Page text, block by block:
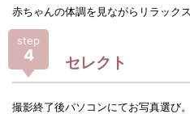
赤ちゃんの体調を見ながらリラック
step
4 セレクト
撮影終了後パソコンにてお写真選び。